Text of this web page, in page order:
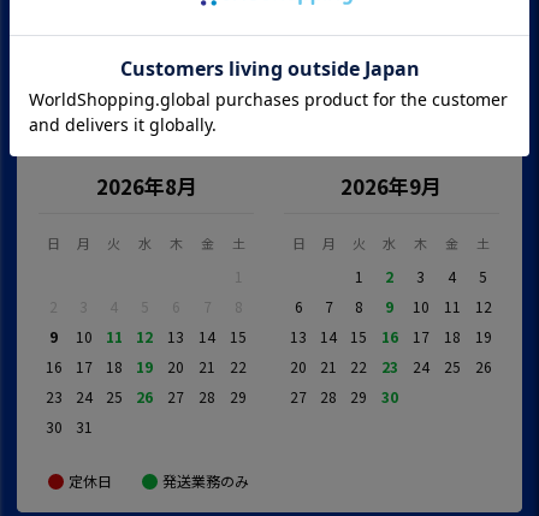
送料とお支払い方法について
営業カレンダー
2026年8月
日 月 火 水 木 金 土
1
2
3 4 5 6 7
8
9
10 11 12 13 14
15
16
17 18 19 20 21
22
23
24 25 26 27 28
29
30
31
2026年9月
日 月 火 水 木 金 土
1 2 3 4
5
6
7 8 9 10 11
12
13
14 15 16 17 18
19
20
21 22 23 24 25
26
27
28 29 30
定休日 発送業務のみ